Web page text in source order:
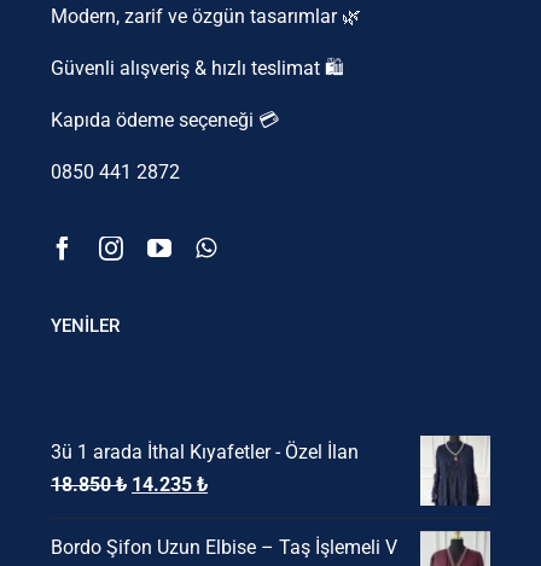
Modern, zarif ve özgün tasarımlar 🌿
Güvenli alışveriş & hızlı teslimat 🛍️
Kapıda ödeme seçeneği 💳
0850 441 2872
YENİLER
3ü 1 arada İthal Kıyafetler - Özel İlan
18.850₺ Orijinal
fiyat:
18.850 ₺.
14.235 ₺Şu
andaki
fiyat:
Bordo Şifon Uzun Elbise – Taş İşlemeli V